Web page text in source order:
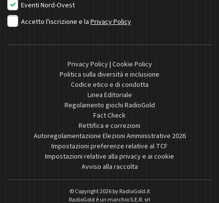
Eventi Nord-Ovest
Accetto l'iscrizione e la Privacy Policy
Privacy Policy| Cookie Policy
Politica sulla diversità e inclusione
Codice etico e di condotta
Linea Editoriale
Regolamento giochi RadioGold
Fact Check
Rettifica e correzioni
Autoregolamentazione Elezioni Amministrative 2026
Impostazioni preferenze relative al TCF
Impostazioni relative alla privacy e ai cookie
Avviso alla raccolta
© Copyright 2026 byRadioGold.it
RadioGold è un marchio S.E.R. srl